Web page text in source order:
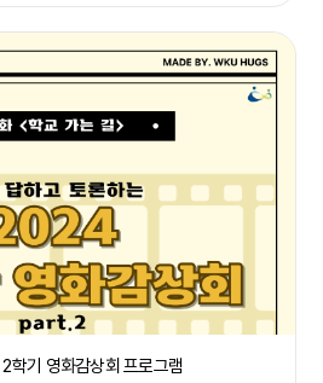
학기 영화감상회 프로그램